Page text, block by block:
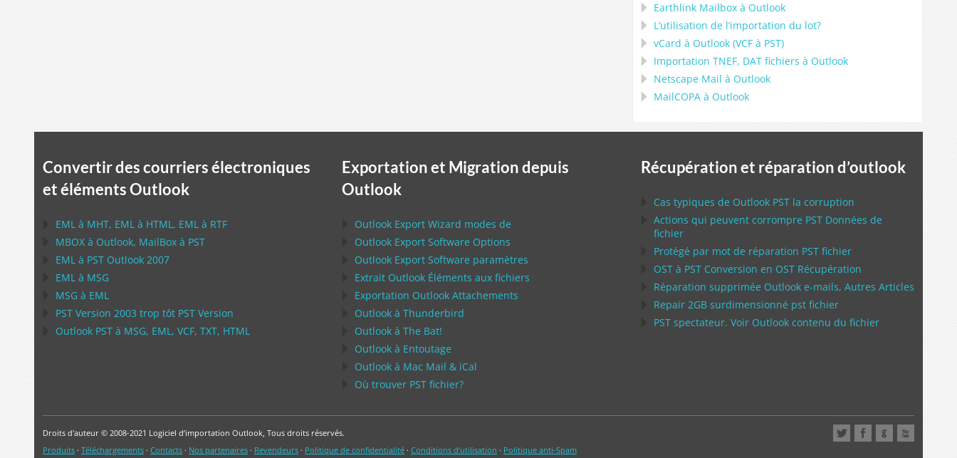
Earthlink Mailbox à Outlook
L’utilisation de l’importation du lot?
vCard à Outlook (VCF à PST)
Importation TNEF, DAT fichiers à Outlook
Netscape Mail à Outlook
MailCOPA à Outlook
Convertir des courriers électroniques
et éléments Outlook
EML à MHT, EML à HTML, EML à RTF
MBOX à Outlook, MailBox à PST
EML à PST Outlook 2007
EML à MSG
MSG à EML
PST Version 2003 trop tôt PST Version
Outlook PST à MSG, EML, VCF, TXT, HTML
Exportation et Migration depuis
Outlook
Outlook Export Wizard modes de
Outlook Export Software Options
Outlook Export Software paramètres
Extrait Outlook Éléments aux fichiers
Exportation Outlook Attachements
Outlook à Thunderbird
Outlook à The Bat!
Outlook à Entoutage
Outlook à Mac Mail & iCal
Où trouver PST fichier?
Récupération et réparation d’outlook
Cas typiques de Outlook PST la corruption
Actions qui peuvent corrompre PST Données de
fichier
Protégé par mot de réparation PST fichier
OST à PST Conversion en OST Récupération
Réparation supprimée Outlook e-mails, Autres Articles
Repair 2GB surdimensionné pst fichier
PST spectateur. Voir Outlook contenu du fichier
Droits d'auteur © 2008-2021 Logiciel d’importation Outlook, Tous droits réservés.
Produits · Téléchargements · Contacts · Nos partenaires · Revendeurs · Politique de confidentialité · Conditions d’utilisation · Politique anti-Spam